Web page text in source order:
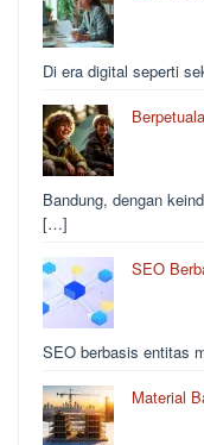
Di era digital seperti
Bandung, dengan
[…]
SEO
SEO berbasis entitas
Material